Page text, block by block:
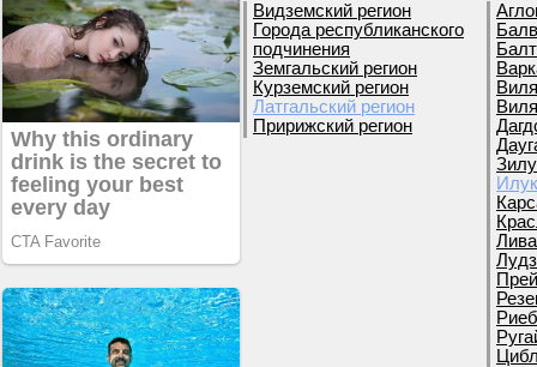
Видземский регион
Города республиканского
подчинения
Земгальский регион
Курземский регион
Латгальский регион
Пририжский регион